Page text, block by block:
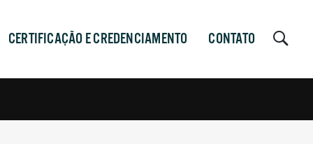
CERTIFICAÇÃO E CREDENCIAMENTO CONTATO